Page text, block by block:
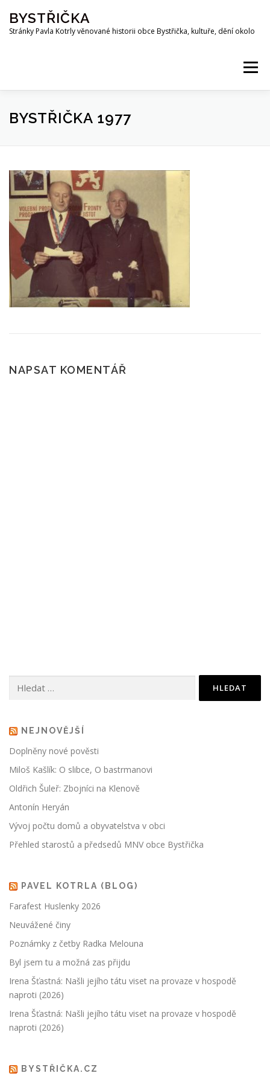
obsah
BYSTŘIČKA
Stránky Pavla Kotrly věnované historii obce Bystřička, kultuře, dění okolo
Menu
AKTUALITY HISTORIE
KE STAŽENÍ KOTRLA.COM
ODKAZY PŘÍRODA SPOLKY
ČTENÍ A POVĚSTI POČASÍ
BYSTŘIČKA 1977
NAPSAT KOMENTÁŘ
NEJNOVĚJŠÍ
Doplněny nové pověsti
Miloš Kašlík: O slibce, O bastrmanovi
Oldřich Šuleř: Zbojníci na Klenově
Antonín Heryán
Vývoj počtu domů a obyvatelstva v obci
Přehled starostů a předsedů MNV obce Bystřička
PAVEL KOTRLA (BLOG)
Farafest Huslenky 2026
Neuvážené činy
Poznámky z četby Radka Melouna
Byl jsem tu a možná zas přijdu
Irena Šťastná: Našli jejího tátu viset na provaze v hospodě
naproti (2026)
Irena Šťastná: Našli jejího tátu viset na provaze v hospodě
naproti (2026)
BYSTŘIČKA.CZ